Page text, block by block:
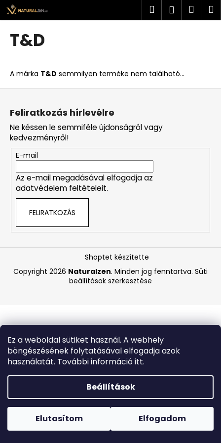
Ez a weboldal sütiket használ. A webhely
böngészésének folytatásával elfogadja azok
használatát. További információ itt.
Beállítások
Elutasítom Elfogadom
Ugrás
fő
tartalomhoz
Forró napokon nem javasoljuk a csomagautomatákba
történő kézbesítést. A magas hőmérsékletre érzékeny
termékek átvételkor nem biztos, hogy optimális állapotban
Keresés
T&D
A márka T&D semmilyen terméke nem található...
K
o
i
t
k
e
r
e
s
?
A
á
u
k
DAENG
GI
MEO
REGENERÁLÓ
KOREAI
GYÓGYNÖVÉNYES
GINSENGGEL
L
Feliratkozás hírlevélre
Ne késsen le semmiféle újdonságról vagy
kedvezményről!
E-mail
Az e-mail megadásával elfogadja az
adatvédelem feltételeit.
FELIRATKOZÁS
Shoptet készítette
Copyright 2026 Naturalzen. Minden jog fenntartva. Süti
beállítások szerkesztése